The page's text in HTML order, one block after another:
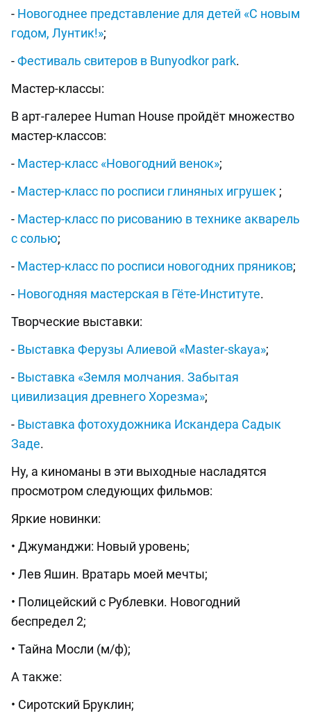
- Новогоднее представление для детей «С новым
годом, Лунтик!»;
-Фестиваль свитеров в Bunyodkor park​​​​​​​.
Мастер-классы:
В арт-галерее Human House пройдёт множество
мастер-классов:
- Мастер-класс «Новогодний венок»​​​​​​​;
- Мастер-класс по росписи глиняных игрушек ​​​​ ;
- Мастер-класс по рисованию в технике акварель
с солью​​​​​​​;
- Мастер-класс по росписи новогодних пряников​​​​​​​;
- Новогодняя мастерская в Гёте-Институте.
Творческие выставки:
- Выставка Ферузы Алиевой «Master-skaya»;
- Выставка «Земля молчания. Забытая
цивилизация древнего Хорезма»;
- Выставка фотохудожника Искандера Садык
Заде.
Ну, а киноманы в эти выходные насладятся
просмотром следующих фильмов:
Яркие новинки:
• Джуманджи: Новый уровень;
• Лев Яшин. Вратарь моей мечты;
• Полицейский с Рублевки. Новогодний
беспредел 2;
• Тайна Мосли (м/ф);
А также:
• Сиротский Бруклин;